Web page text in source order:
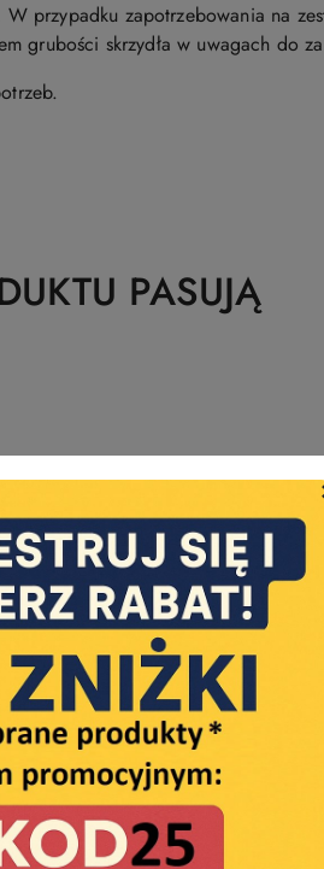
przypadku zapotrzebowania na
grubości skrzydła w uwagach do
PASUJĄ